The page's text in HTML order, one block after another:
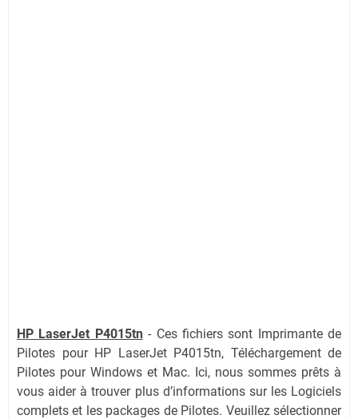
HP LaserJet P4015tn - Ces fichiers sont Imprimante de
Pilotes pour HP LaserJet P4015tn, Téléchargement de
Pilotes pour Windows et Mac. Ici, nous sommes prêts à
vous aider à trouver plus d’informations sur les Logiciels
complets et les packages de Pilotes. Veuillez sélectionner